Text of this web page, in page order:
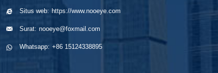
Situs web: https://www.nooeye.com
Surat: nooeye@foxmail.com
Whatsapp: +86 15124338895